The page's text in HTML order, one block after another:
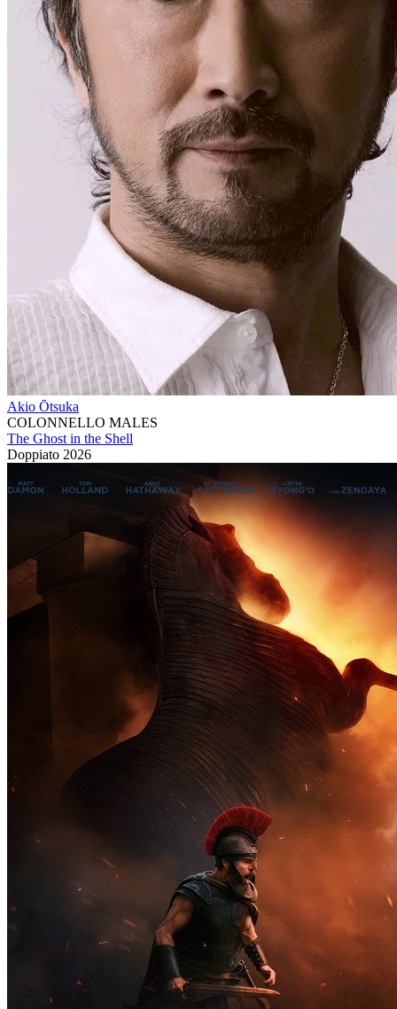
Akio Ōtsuka
COLONNELLO MALES
The Ghost in the Shell
Doppiato 2026